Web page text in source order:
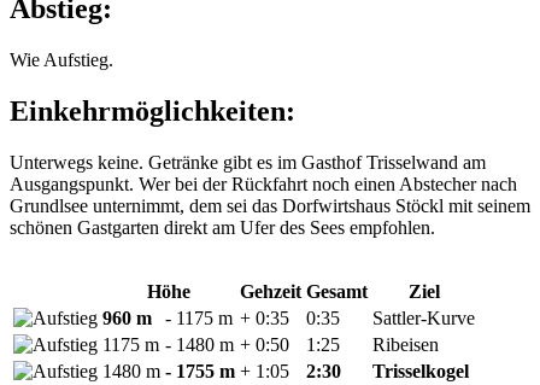
Abstieg:
Wie Aufstieg.
Einkehrmöglichkeiten:
Unterwegs keine. Getränke gibt es im Gasthof Trisselwand am
Ausgangspunkt. Wer bei der Rückfahrt noch einen Abstecher nach
Grundlsee unternimmt, dem sei das Dorfwirtshaus Stöckl mit seinem
schönen Gastgarten direkt am Ufer des Sees empfohlen.
Höhe Gehzeit Gesamt
Ziel
960 m
- 1175 m + 0:35 0:35
Sattler-Kurve
1175 m - 1480 m + 0:50 1:25
Ribeisen
1480 m - 1755 m + 1:05 2:30
Trisselkogel